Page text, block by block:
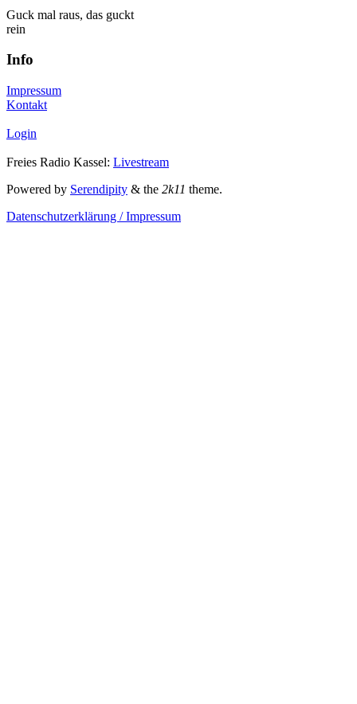
Guck mal raus, das guckt
rein
Info
Impressum
Kontakt
Login
Freies Radio Kassel: Livestream
Powered by Serendipity & the 2k11 theme.
Datenschutzerklärung / Impressum